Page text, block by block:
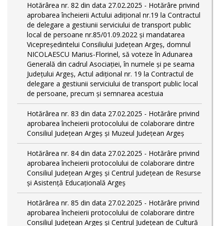
Hotărârea nr. 82 din data 27.02.2025 - Hotărâre privind
aprobarea încheierii Actului adițional nr.19 la Contractul
de delegare a gestiunii serviciului de transport public
local de persoane nr.85/01.09.2022 și mandatarea
Vicepreședintelui Consiliului Județean Argeș, domnul
NICOLAESCU Marius-Florinel, să voteze în Adunarea
Generală din cadrul Asociației, în numele și pe seama
Județului Argeș, Actul adițional nr. 19 la Contractul de
delegare a gestiunii serviciului de transport public local
de persoane, precum și semnarea acestuia
Hotărârea nr. 83 din data 27.02.2025 - Hotărâre privind
aprobarea încheierii protocolului de colaborare dintre
Consiliul Județean Argeș și Muzeul Județean Argeș
Hotărârea nr. 84 din data 27.02.2025 - Hotărâre privind
aprobarea încheierii protocolului de colaborare dintre
Consiliul Județean Argeș și Centrul Județean de Resurse
și Asistență Educațională Argeș
Hotărârea nr. 85 din data 27.02.2025 - Hotărâre privind
aprobarea încheierii protocolului de colaborare dintre
Consiliul Județean Argeș și Centrul Județean de Cultură